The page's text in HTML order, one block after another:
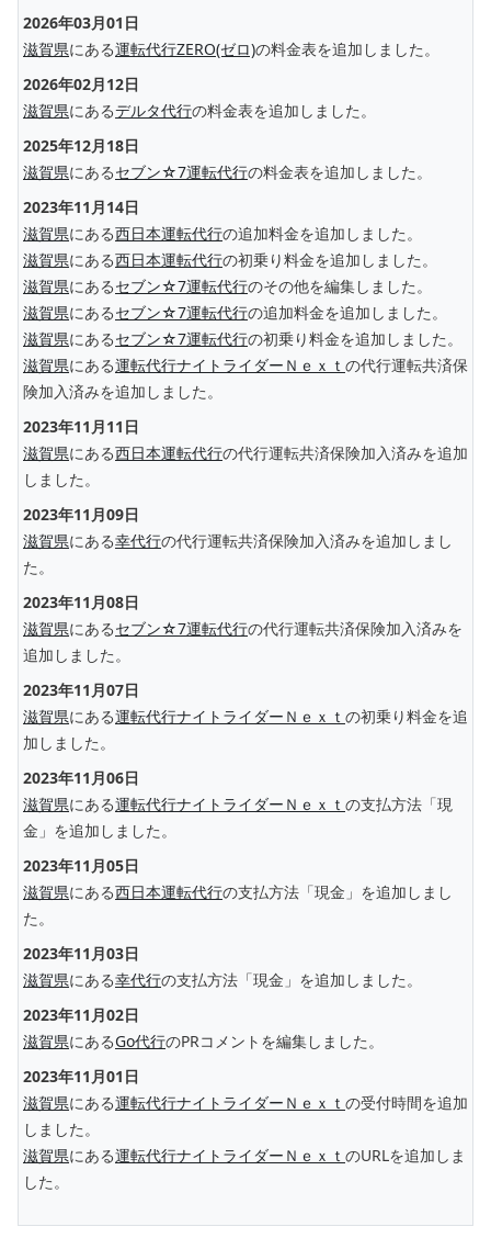
2026年03月01日
滋賀県にある運転代行ZERO(ゼロ)の料金表を追加しました。
2026年02月12日
滋賀県にあるデルタ代行の料金表を追加しました。
2025年12月18日
滋賀県にあるセブン☆7運転代行の料金表を追加しました。
2023年11月14日
滋賀県にある西日本運転代行の追加料金を追加しました。
滋賀県にある西日本運転代行の初乗り料金を追加しました。
滋賀県にあるセブン☆7運転代行のその他を編集しました。
滋賀県にあるセブン☆7運転代行の追加料金を追加しました。
滋賀県にあるセブン☆7運転代行の初乗り料金を追加しました。
滋賀県にある運転代行ナイトライダーＮｅｘｔ の代行運転共済保
険加入済みを追加しました。
2023年11月11日
滋賀県にある西日本運転代行の代行運転共済保険加入済みを追加
しました。
2023年11月09日
滋賀県にある幸代行の代行運転共済保険加入済みを追加しまし
た。
2023年11月08日
滋賀県にあるセブン☆7運転代行の代行運転共済保険加入済みを
追加しました。
2023年11月07日
滋賀県にある運転代行ナイトライダーＮｅｘｔ の初乗り料金を追
加しました。
2023年11月06日
滋賀県にある運転代行ナイトライダーＮｅｘｔ の支払方法「現
金」を追加しました。
2023年11月05日
滋賀県にある西日本運転代行の支払方法「現金」を追加しまし
た。
2023年11月03日
滋賀県にある幸代行の支払方法「現金」を追加しました。
2023年11月02日
滋賀県にあるGo代行のPRコメントを編集しました。
2023年11月01日
滋賀県にある運転代行ナイトライダーＮｅｘｔ の受付時間を追加
しました。
滋賀県にある運転代行ナイトライダーＮｅｘｔ のURLを追加しま
した。